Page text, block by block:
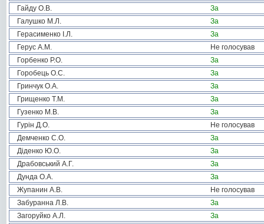
Гайду О.В.
За
Галушко М.Л.
За
Герасименко І.Л.
За
Герус А.М.
Не голосував
Горбенко Р.О.
За
Горобець О.С.
За
Гринчук О.А.
За
Грищенко Т.М.
За
Гузенко М.В.
За
Гурін Д.О.
Не голосував
Демченко С.О.
За
Діденко Ю.О.
За
Драбовський А.Г.
За
Дунда О.А.
За
Жупанин А.В.
Не голосував
Забуранна Л.В.
За
Загоруйко А.Л.
За